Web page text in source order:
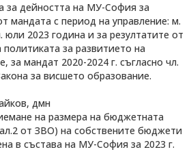
за дейността на МУ-София за
мандата с период на управление: м.
юли 2023 година и за резултатите от
за развитието на
за мандат 2020-2024 г. съгласно чл.
за висшето образование.
дмн
на размера на бюджетната
от ЗВО) на собствените бюджети
в състава на МУ-София за 2023 г.